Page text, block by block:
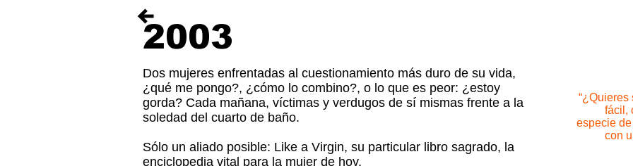
2003
Dos mujeres enfrentadas al cuestionamiento más duro de su vida,
¿qué me pongo?, ¿cómo lo combino?, o lo que es peor: ¿estoy
gorda? Cada mañana, víctimas y verdugos de sí mismas frente a la
soledad del cuarto de baño.
Sólo un aliado posible: Like a Virgin, su particular libro sagrado, la
enciclopedia vital para la mujer de hoy.
“¿Quieres
fácil,
especie
con